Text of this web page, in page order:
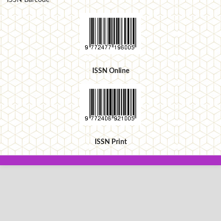
ISSN Online
ISSN Print